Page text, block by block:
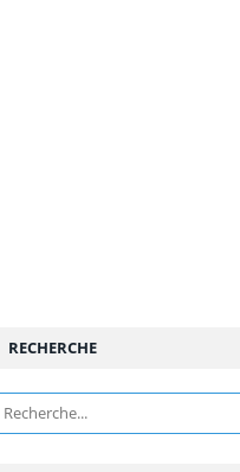
RECHERCHE